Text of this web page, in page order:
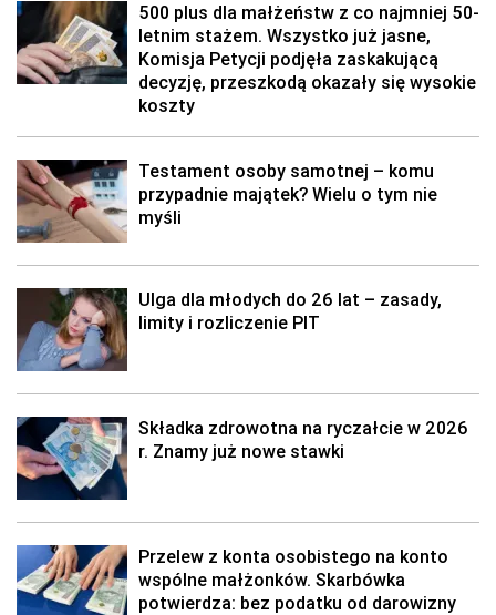
500 plus dla małżeństw z co najmniej 50-
letnim stażem. Wszystko już jasne,
Komisja Petycji podjęła zaskakującą
decyzję, przeszkodą okazały się wysokie
koszty
Testament osoby samotnej – komu
przypadnie majątek? Wielu o tym nie
myśli
Ulga dla młodych do 26 lat – zasady,
limity i rozliczenie PIT
Składka zdrowotna na ryczałcie w 2026
r. Znamy już nowe stawki
Przelew z konta osobistego na konto
wspólne małżonków. Skarbówka
potwierdza: bez podatku od darowizny